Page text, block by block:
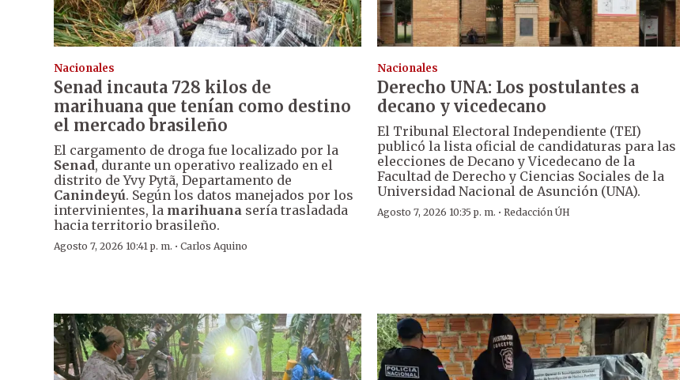
Nacionales
Senad incauta 728 kilos de
marihuana que tenían como destino
el mercado brasileño
El cargamento de droga fue localizado por la
Senad, durante un operativo realizado en el
distrito de Yvy Pytã, Departamento de
Canindeyú. Según los datos manejados por los
intervinientes, la marihuana sería trasladada
hacia territorio brasileño.
Agosto 7, 2026 10:41 p. m. · Carlos Aquino
Nacionales
Derecho UNA: Los postulantes a
decano y vicedecano
El Tribunal Electoral Independiente (TEI)
publicó la lista oficial de candidaturas para las
elecciones de Decano y Vicedecano de la
Facultad de Derecho y Ciencias Sociales de la
Universidad Nacional de Asunción (UNA).
Agosto 7, 2026 10:35 p. m. ·Redacción ÚH